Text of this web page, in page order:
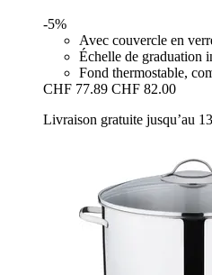
-5%
Avec couvercle en
Échelle de graduation
Fond thermostable,
CHF 77.89 CHF 82.00
Livraison gratuite jusqu’au